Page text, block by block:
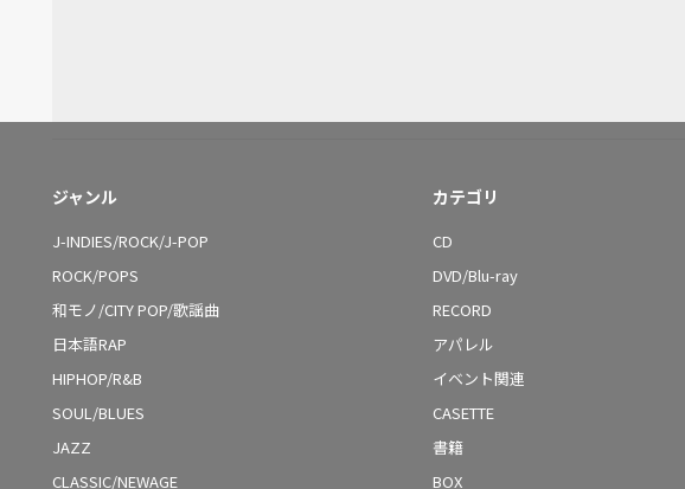
ジャンル
J-INDIES/ROCK/J-POP
ROCK/POPS
和モノ/CITY POP/歌謡曲
日本語RAP
HIPHOP/R&B
SOUL/BLUES
JAZZ
CLASSIC/NEWAGE
カテゴリ
CD
DVD/Blu-ray
RECORD
アパレル
イベント関連
CASETTE
書籍
BOX